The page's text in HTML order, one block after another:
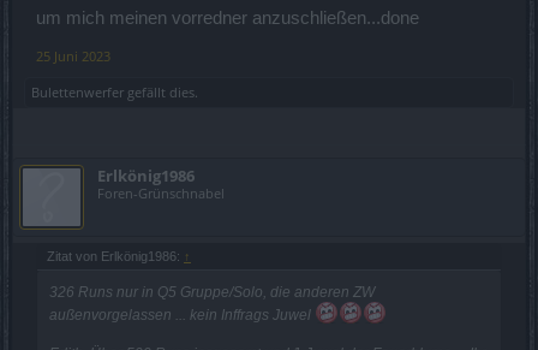
um mich meinen vorredner anzuschließen...done
25 Juni 2023
Bulettenwerfer gefällt dies.
Erlkönig1986
Foren-Grünschnabel
Zitat von Erlkönig1986: ↑
326 Runs nur in Q5 Gruppe/Solo, die anderen ZW
außenvorgelassen ... kein Inffrags Juwel